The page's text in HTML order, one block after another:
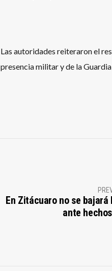
Las autoridades reiteraron el
presencia militar y de la
En Zitácuaro no se bajará
ante